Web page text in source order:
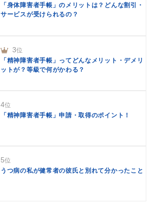
「身体障害者手帳」のメリットは？どんな割引・
サービスが受けられるの？
3位
「精神障害者手帳」ってどんなメリット・デメリ
ットが？等級で何がかわる？
4位
「精神障害者手帳」申請・取得のポイント！
5位
うつ病の私が健常者の彼氏と別れて分かったこと